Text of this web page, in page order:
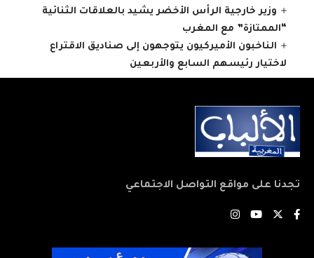
وزير خارجية الرأس الأخضر يشيد بالعلاقات الثنائية
“الممتازة” مع المغرب
الناخبون الأميركيون يتوجهون إلى صناديق الاقتراع
لاختيار رئيسهم السابع والأربعين
تجدنا على مواقع التواصل الاجتماعي